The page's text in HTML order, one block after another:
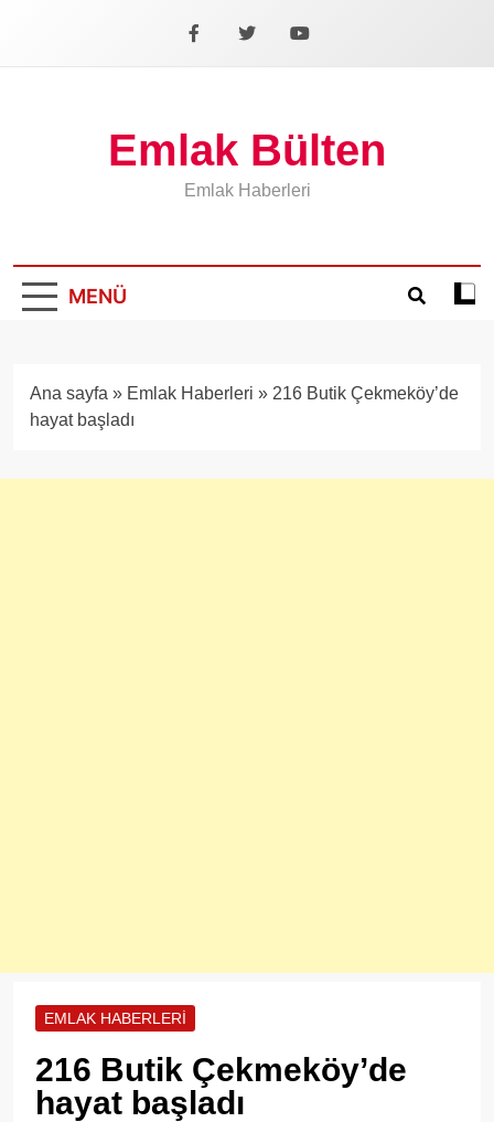
Facebook
X YouTube
Emlak Bülten
Emlak Haberleri
MENÜ
Koyu
Ana sayfa » Emlak Haberleri » 216 Butik Çekmeköy’de
hayat başladı
EMLAK HABERLERI
216 Butik Çekmeköy’de
hayat başladı